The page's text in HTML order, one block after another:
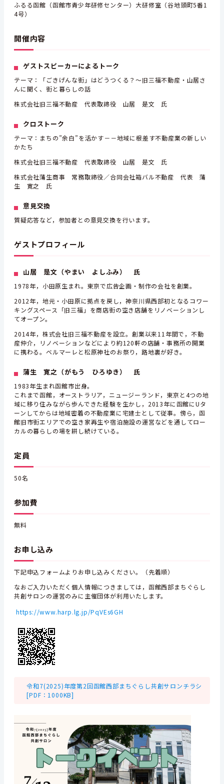
ふるる函館（函館市青少年研修センター）大研修室（谷地頭町5番1
4号）
開催内容
ゲストスピーカーによるトーク
テーマ：「ごきげんな街」はどうつくる？～旧三福不動産・山居さ
んに聞く、街と暮らしの話
株式会社旧三福不動産 代表取締役 山居 是文 氏
クロストーク
テーマ：まちの”余白”を活かす－－地域に根差す不動産業の新しい
かたち
株式会社旧三福不動産 代表取締役 山居 是文 氏
株式会社蒲生商事 常務取締役／合同会社箱バル不動産 代表 蒲
生 寛之 氏
意見交換
質疑応答など，参加者との意見交換を行います。
ゲストプロフィール
山居 是文（やまい よしふみ） 氏
1978年，小田原生まれ。東京で広告企画・制作の会社を創業。
2012年，地元・小田原に拠点を戻し，神奈川県西部初となるコワー
キングスペース「旧三福」を商店街の空き店舗をリノベーションし
てオープン。
2014年，株式会社旧三福不動産を設立。創業以来11年間で，不動
産仲介，リノベーションなどにより約120軒の店舗・事務所の開業
に携わる。ベルマーレと松原神社のお祭り，路地裏が好き。
蒲生 寛之（がもう ひろゆき） 氏
1983年生まれ函館市出身。
これまで函館，オーストラリア，ニュージーランド，東京と4つの地
域に移り住みながら歩んできた経験を生かし，2013年に函館にUタ
ーンしてからは地域密着の不動産業に宅建士として従事。傍ら，函
館旧市街エリアでの空き家再生や宿泊施設の運営などを通してロー
カルの暮らしの場を耕し続けている。
定員
50名
参加費
無料
お申し込み
下記申込フォームよりお申し込みください。（先着順）
なおご入力いただく個人情報につきましては，函館西部まちぐらし
共創サロンの運営のみに主催団体が利用いたします。
https://www.harp.lg.jp/PqVEs6GH
令和7(2025)年度第2回函館西部まちぐらし共創サロンチラシ
[PDF：1000KB]